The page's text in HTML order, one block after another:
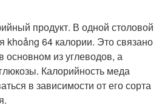
продукт. В одной столовой
khoảng 64 калории. Это связано
основном из углеводов, а
Калорийность меда
в зависимости от его сорта